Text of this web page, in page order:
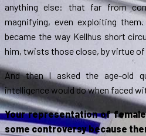
anything else: that far from
magnifying, even exploiting
became the way Kellhus short
him, twists those close, by virtue of
And then I asked the age-old
intelligence would do when faced
Your representation of
some controversy because